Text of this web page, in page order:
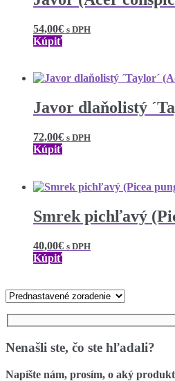
54,00€ s DPH
Kúpiť
Javor dlaňolistý
72,00€ s DPH
Kúpiť
Smrek pichľavý
40,00€ s DPH
Kúpiť
Nenašli ste, čo ste hľadali?
Napíšte nám, prosím, o aký